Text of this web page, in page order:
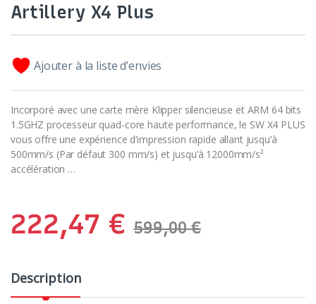
Artillery X4 Plus
Ajouter à la liste d’envies
Incorporé avec une carte mère Klipper silencieuse et ARM 64 bits
1.5GHZ processeur quad-core haute performance, le SW X4 PLUS
vous offre une expérience d’impression rapide allant jusqu’à
500mm/s (Par défaut 300 mm/s) et jusqu’à 12000mm/s²
accélération …
222,47 € 599,00€
Description